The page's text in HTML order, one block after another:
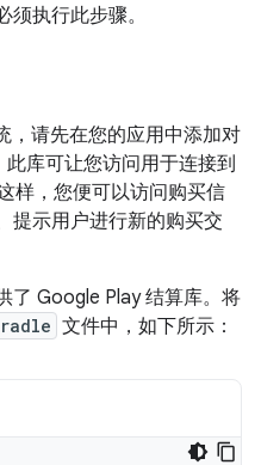
须执行此步骤。
，请先在您的应用中添加对
库可让您访问用于连接到
样，您便可以访问购买信
提示用户进行新的购买交
了 Google Play 结算库。将
文件中，如下所示：